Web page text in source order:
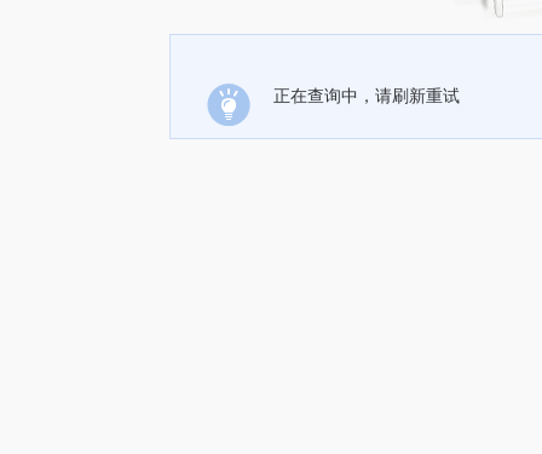
正在查询中，请刷新重试